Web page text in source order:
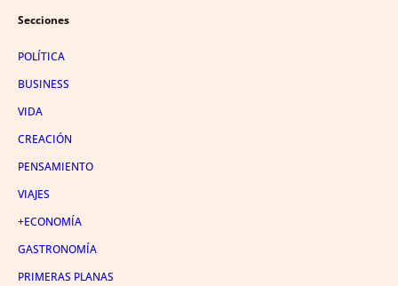
Secciones
POLÍTICA
BUSINESS
VIDA
CREACIÓN
PENSAMIENTO
VIAJES
+ECONOMÍA
GASTRONOMÍA
PRIMERAS PLANAS